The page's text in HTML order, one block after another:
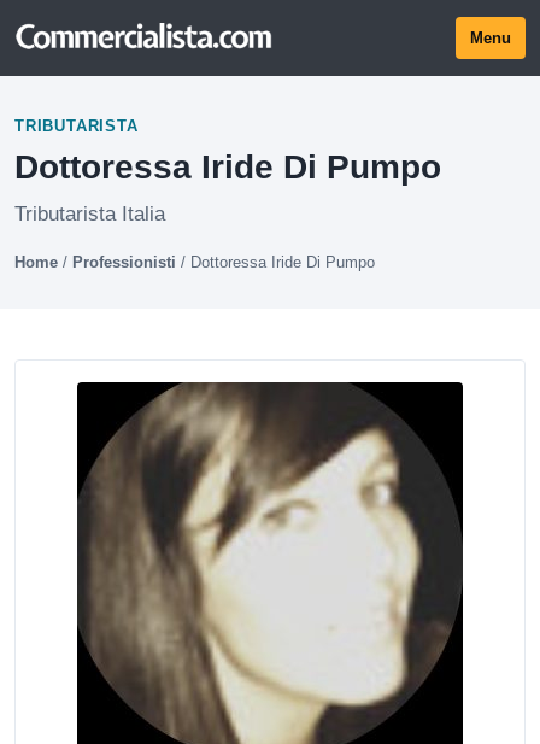
Menu
TRIBUTARISTA
Dottoressa Iride Di Pumpo
Tributarista Italia
Home / Professionisti / Dottoressa Iride Di Pumpo